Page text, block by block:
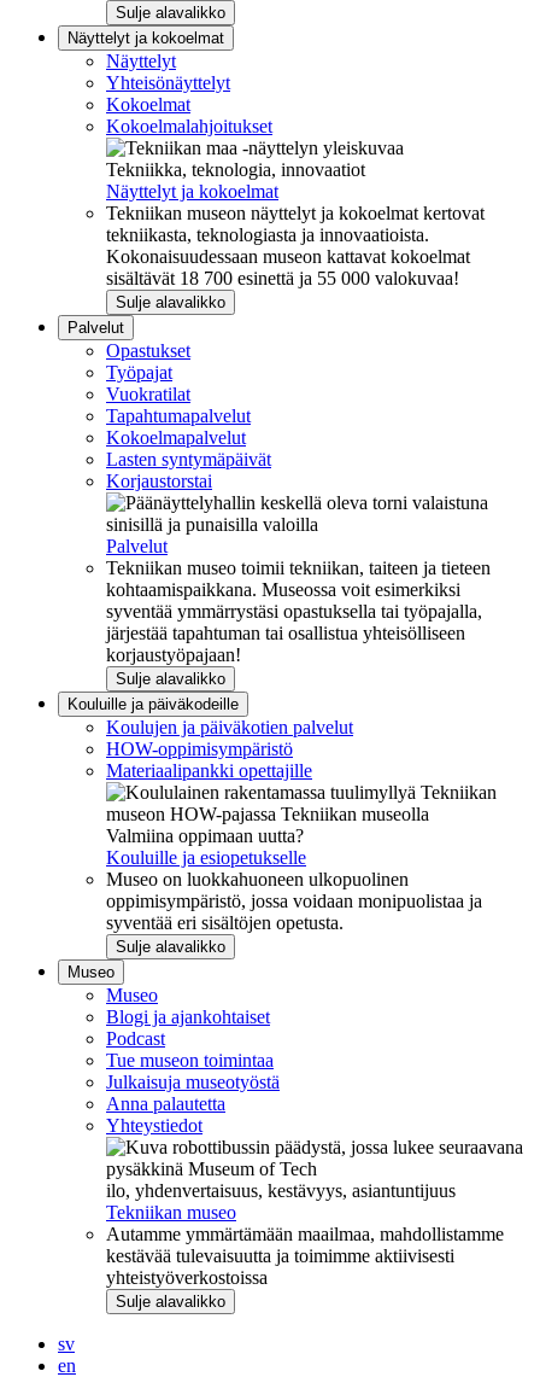
Sulje alavalikko
Näyttelyt ja kokoelmat
Näyttelyt
Yhteisönäyttelyt
Kokoelmat
Kokoelmalahjoitukset
Tekniikka, teknologia, innovaatiot
Näyttelyt ja kokoelmat
Tekniikan museon näyttelyt ja kokoelmat kertovat
tekniikasta, teknologiasta ja innovaatioista.
Kokonaisuudessaan museon kattavat kokoelmat
sisältävät 18 700 esinettä ja 55 000 valokuvaa!
Sulje alavalikko
Palvelut
Opastukset
Työpajat
Vuokratilat
Tapahtumapalvelut
Kokoelmapalvelut
Lasten syntymäpäivät
Korjaustorstai
Palvelut
Tekniikan museo toimii tekniikan, taiteen ja tieteen
kohtaamispaikkana. Museossa voit esimerkiksi
syventää ymmärrystäsi opastuksella tai työpajalla,
järjestää tapahtuman tai osallistua yhteisölliseen
korjaustyöpajaan!
Sulje alavalikko
Kouluille ja päiväkodeille
Koulujen ja päiväkotien palvelut
HOW-oppimisympäristö
Materiaalipankki opettajille
Valmiina oppimaan uutta?
Kouluille ja esiopetukselle
Museo on luokkahuoneen ulkopuolinen
oppimisympäristö, jossa voidaan monipuolistaa ja
syventää eri sisältöjen opetusta.
Sulje alavalikko
Museo
Museo
Blogi ja ajankohtaiset
Podcast
Tue museon toimintaa
Julkaisuja museotyöstä
Anna palautetta
Yhteystiedot
ilo, yhdenvertaisuus, kestävyys, asiantuntijuus
Tekniikan museo
Autamme ymmärtämään maailmaa, mahdollistamme
kestävää tulevaisuutta ja toimimme aktiivisesti
yhteistyöverkostoissa
Sulje alavalikko
sv
en